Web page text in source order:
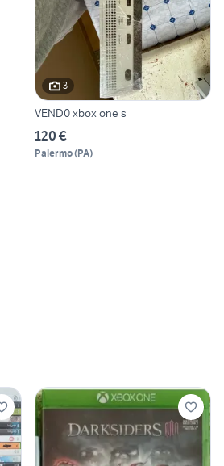
3
VEND0 xbox one s
120 €
Palermo(PA)